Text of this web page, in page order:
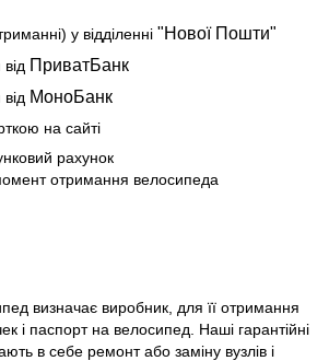
у відділенні "Нової Пошти"
ПриватБанк
МоноБанк
на сайті
рахунок
отримання велосипеда
визначає виробник, для її отримання
і паспорт на велосипед. Наші гарантійні
в себе ремонт або заміну вузлів і